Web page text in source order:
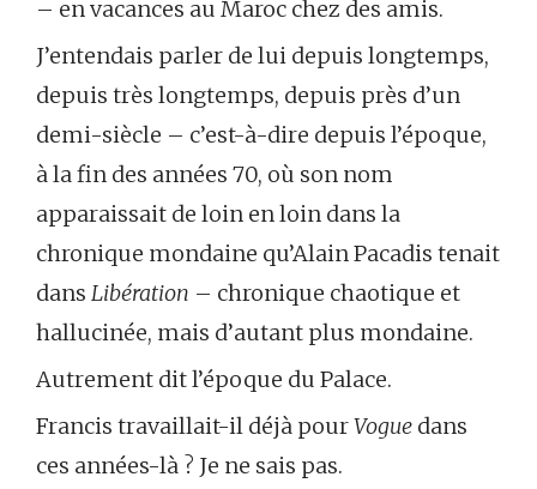
– en vacances au Maroc chez des amis.
J’entendais parler de lui depuis longtemps,
depuis très longtemps, depuis près d’un
demi-siècle – c’est-à-dire depuis l’époque,
à la fin des années 70, où son nom
apparaissait de loin en loin dans la
chronique mondaine qu’Alain Pacadis tenait
dans Libération – chronique chaotique et
hallucinée, mais d’autant plus mondaine.
Autrement dit l’époque du Palace.
Francis travaillait-il déjà pourVogue dans
ces années-là ? Je ne sais pas.